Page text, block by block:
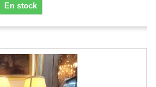
En stock